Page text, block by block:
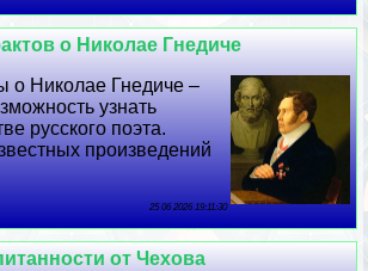
о Николае Гнедиче
о Николае Гнедиче –
узнать
русского поэта.
произведений
25 06 2026 19:11:30
от Чехова